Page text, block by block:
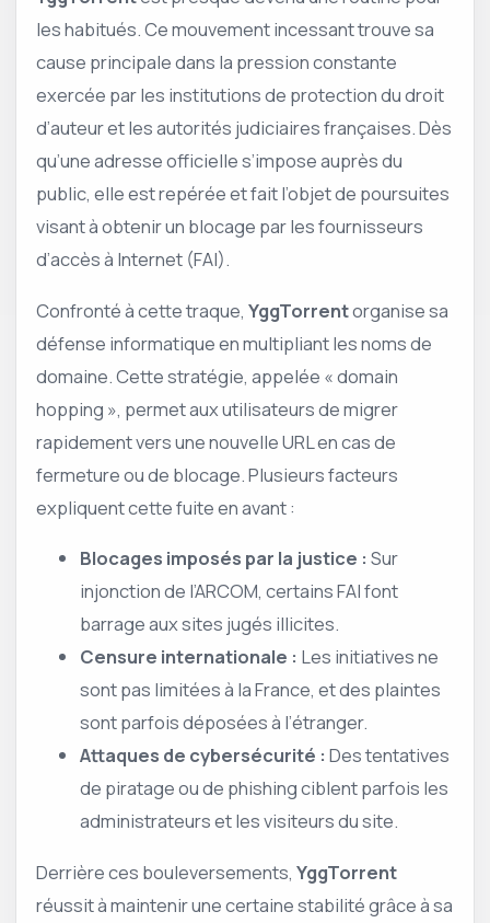
les habitués. Ce mouvement incessant trouve sa
cause principale dans la pression constante
exercée par les institutions de protection du droit
d’auteur et les autorités judiciaires françaises. Dès
qu’une adresse officielle s’impose auprès du
public, elle est repérée et fait l’objet de poursuites
visant à obtenir un blocage par les fournisseurs
d’accès à Internet (FAI).
Confronté à cette traque, YggTorrentorganise sa
défense informatique en multipliant les noms de
domaine. Cette stratégie, appelée « domain
hopping », permet aux utilisateurs de migrer
rapidement vers une nouvelle URL en cas de
fermeture ou de blocage. Plusieurs facteurs
expliquent cette fuite en avant :
Blocages imposés par la justice : Sur
injonction de l’ARCOM, certains FAI font
barrage aux sites jugés illicites.
Censure internationale : Les initiatives ne
sont pas limitées à la France, et des plaintes
sont parfois déposées à l’étranger.
Attaques de cybersécurité : Des tentatives
de piratage ou de phishing ciblent parfois les
administrateurs et les visiteurs du site.
Derrière ces bouleversements, YggTorrent
réussit à maintenir une certaine stabilité grâce à sa